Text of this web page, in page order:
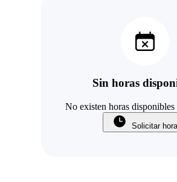
Sin horas
No existen horas disponibles
Solicitar hora